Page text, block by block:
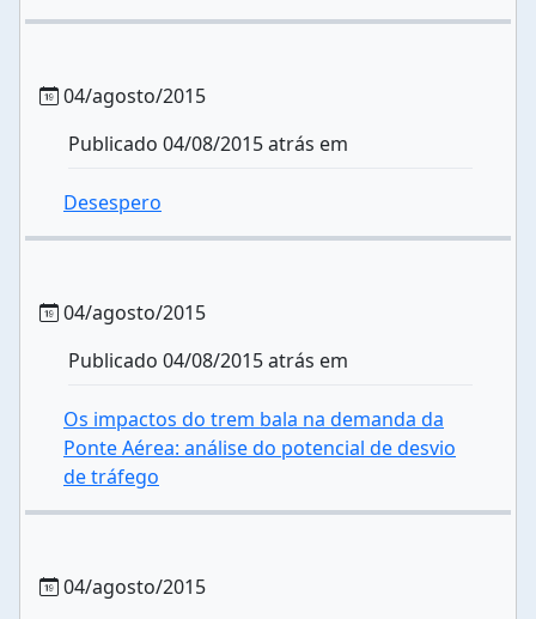
04/agosto/2015
Publicado 04/08/2015 atrás em
Desespero
04/agosto/2015
Publicado 04/08/2015 atrás em
Os impactos do trem bala na demanda da
Ponte Aérea: análise do potencial de desvio
de tráfego
04/agosto/2015